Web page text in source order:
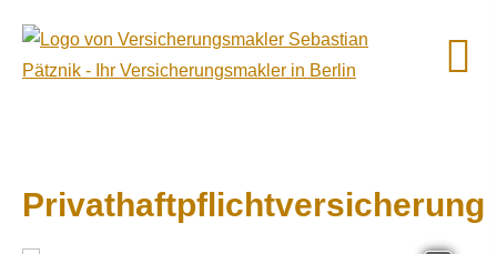
Privathaftpflichtversicherung